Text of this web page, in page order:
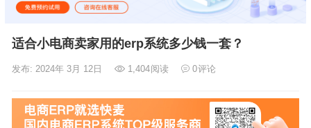
适合小电商卖家用的erp系统多少钱一套？
发布: 2024年 3月 12日 1,404阅读 0评论